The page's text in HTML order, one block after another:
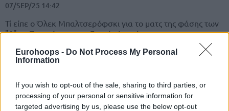
Eurohoops - Do Not Process My Personal
Information
If you wish to opt-out of the sale, sharing to third parties, or
processing of your personal or sensitive information for
targeted advertising by us, please use the below opt-out
07/SEP/25 14:42
Τί είπε ο Όλεκ Μπαλτσερόφσκι για το ματς της φάσης των
"8" με Τουρκία και τον Εργκίν Αταμάν.
Πονίτκα: ΑΡΧΗΓΟΣ για την
μπασκετικό χάρτη”
07/SEP/25 14:25